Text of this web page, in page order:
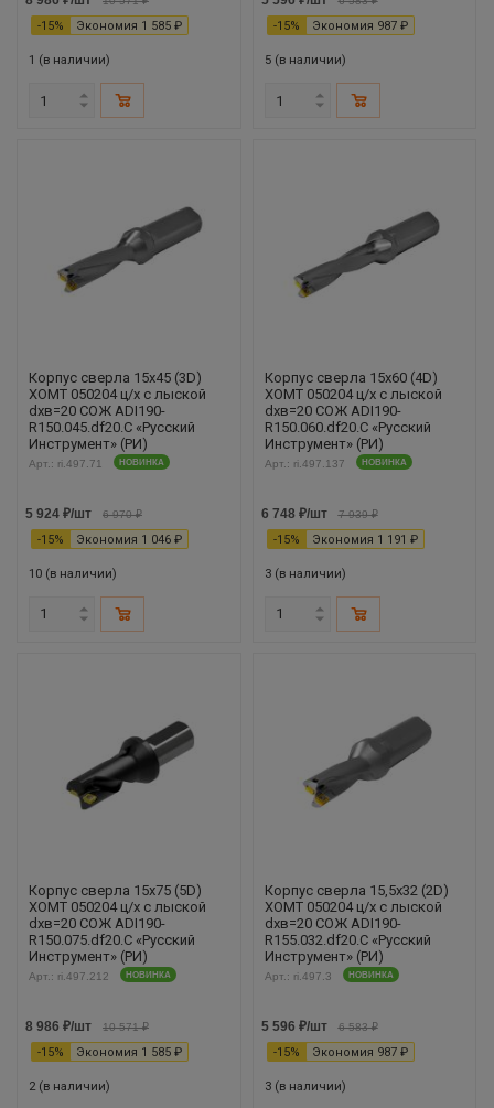
-15% Экономия 1 585 ₽
1 (в наличии)
-15% Экономия 987₽
5 (в наличии)
Корпус сверла 15х45 (3D)
XOMT 050204 ц/х с лыской
dхв=20 СОЖ ADI190-
R150.045.df20.С «Русский
Инструмент» (РИ)
Арт.: ri.497.71 НОВИНКА
5 924 ₽/шт 6 970₽
-15% Экономия 1 046 ₽
10 (в наличии)
Корпус сверла 15х60 (4D)
XOMT 050204 ц/х с лыской
dхв=20 СОЖ ADI190-
R150.060.df20.С «Русский
Инструмент» (РИ)
Арт.: ri.497.137 НОВИНКА
6 748 ₽/шт 7 939₽
-15% Экономия 1 191 ₽
3 (в наличии)
Корпус сверла 15х75 (5D)
XOMT 050204 ц/х с лыской
dхв=20 СОЖ ADI190-
R150.075.df20.С «Русский
Инструмент» (РИ)
Арт.: ri.497.212 НОВИНКА
8 986 ₽/шт 10 571₽
-15% Экономия 1 585 ₽
2 (в наличии)
Корпус сверла 15,5х32 (2D)
XOMT 050204 ц/х с лыской
dхв=20 СОЖ ADI190-
R155.032.df20.С «Русский
Инструмент» (РИ)
Арт.: ri.497.3 НОВИНКА
5 596 ₽/шт 6 583₽
-15% Экономия 987₽
3 (в наличии)